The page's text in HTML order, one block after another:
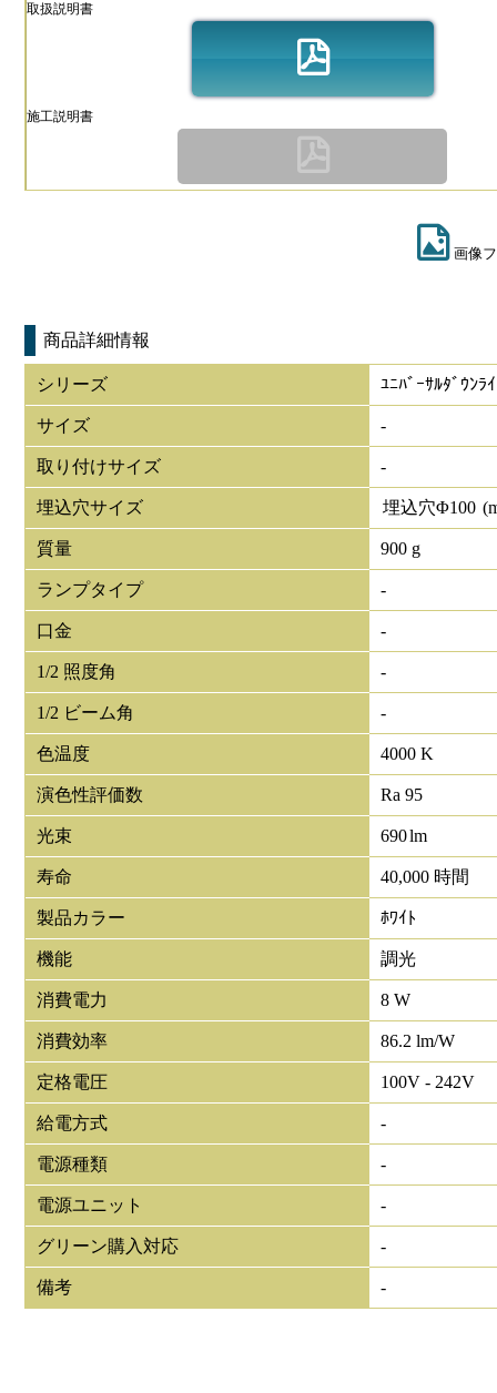
取扱説明書
施工説明書
画像
商品詳細情報
シリーズ ﾕﾆﾊﾞｰｻﾙﾀﾞｳﾝﾗ
サイズ -
取り付けサイズ -
埋込穴サイズ 埋込穴Φ100
質量 900 g
ランプタイプ -
口金 -
1/2 照度角 -
1/2 ビーム角 -
色温度 4000 K
演色性評価数 Ra 95
光束 690lm
寿命 40,000 時間
製品カラー ﾎﾜｲﾄ
機能 調光
消費電力 8 W
消費効率 86.2 lm/W
定格電圧 100V - 242V
給電方式 -
電源種類 -
電源ユニット -
グリーン購入対応 -
備考 -